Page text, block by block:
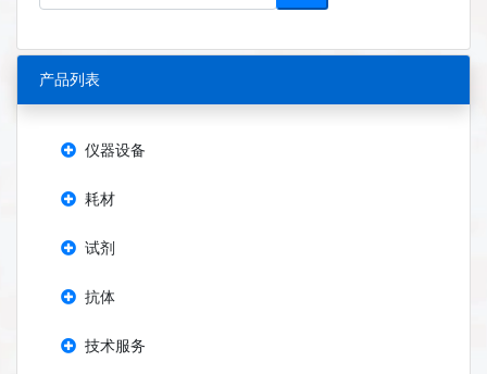
产品列表
仪器设备
耗材
试剂
抗体
技术服务